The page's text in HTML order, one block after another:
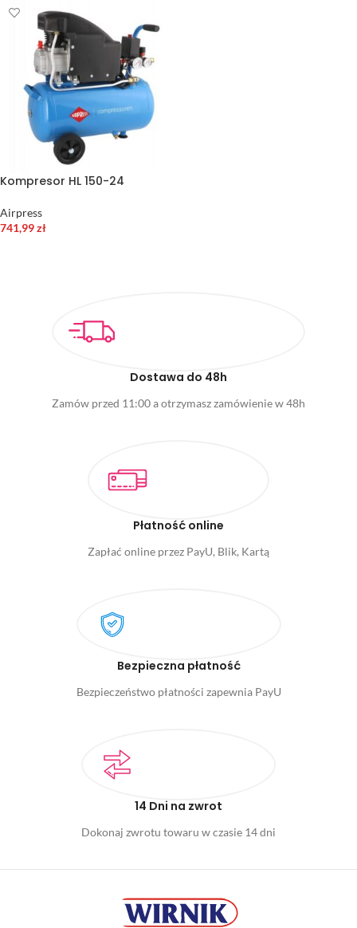
Kompresor HL 150-24
Airpress
741,99zł
Dostawa do 48h
Zamów przed 11:00 a otrzymasz zamówienie w 48h
Płatność online
Zapłać online przez PayU, Blik, Kartą
Bezpieczna płatność
Bezpieczeństwo płatności zapewnia PayU
14 Dni na zwrot
Dokonaj zwrotu towaru w czasie 14 dni